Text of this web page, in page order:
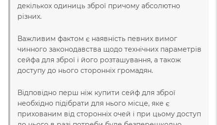
декількох одиниць зброї причому абсолютно
різних.
Важливим фактом є наявність певних вимог
чинного законодавства щодо технічних параметрів
сейфа для зброї і його розташування, а також
доступу до нього сторонніх громадян.
Відповідно перш ніж купити сейф для зброї
необхідно підібрати для нього місце, яке є
прихованим від сторонніх очей і при цьому доступ